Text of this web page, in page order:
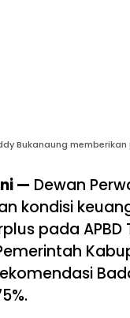
Bukanaung
— Dewan
kondisi
pada